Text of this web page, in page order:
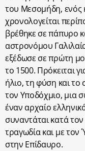
του Μεσομήδη, ενός
χρονολογείται
βρέθηκε σε πάπυρο
αστρονόμου
εξέδωσε σε πρώτη
το 1500. Πρόκειται
ήλιο, τη φύση και
τον Υποδόχμιο, μια
έναν αρχαίο
συναντάται κατά
τραγωδία και με
στην Επίδαυρο.